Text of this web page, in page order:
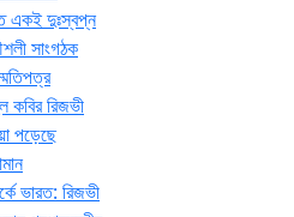
একই দুঃস্বপ্ন
সাংগঠক
কবির রিজভী
পড়েছে
ভারত: রিজভী